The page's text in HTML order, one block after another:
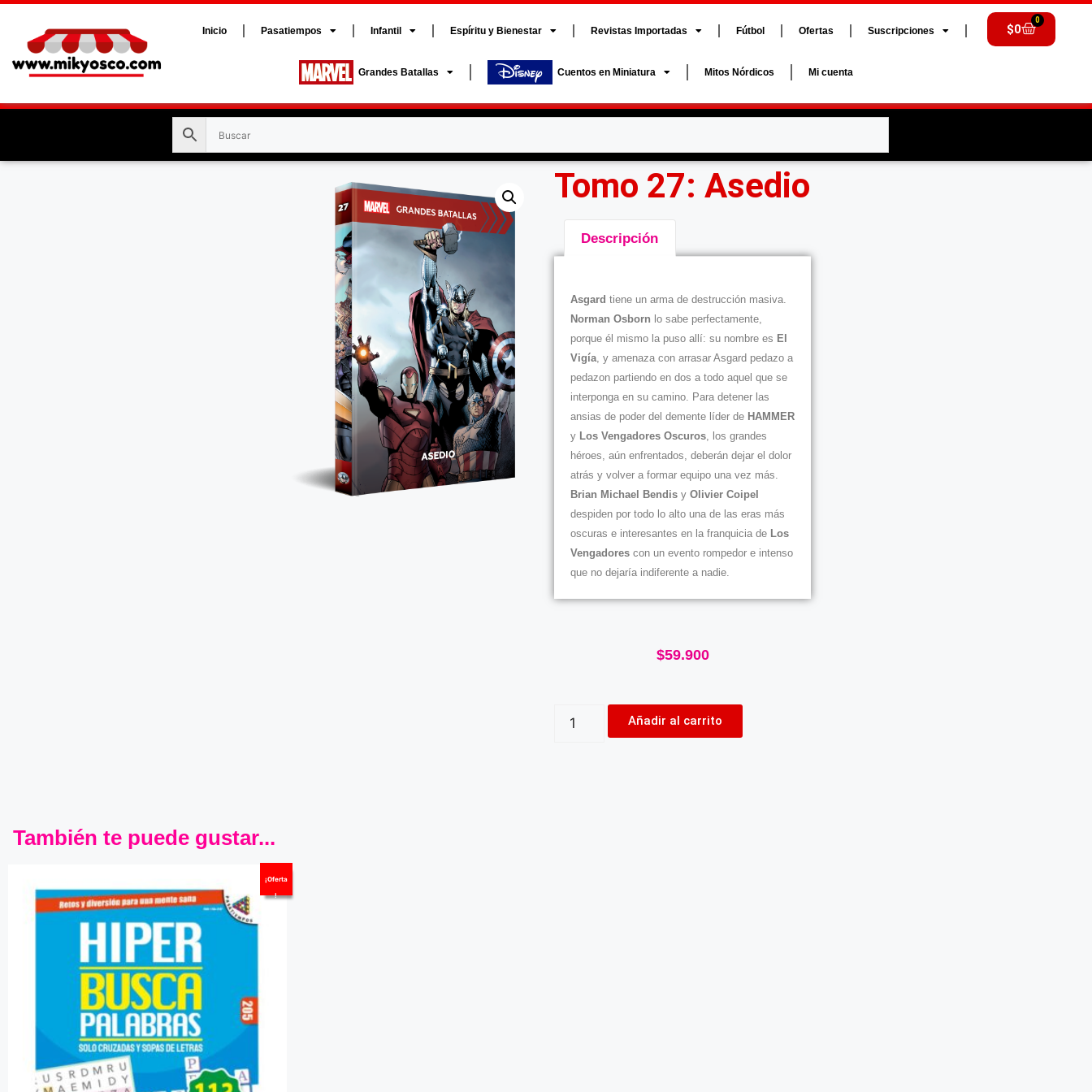
Inicio Pasatiempos Infantil Espíritu y Bienestar Revistas Importadas Fútbol Ofertas Suscripciones
Grandes Batallas Cuentos en Miniatura Mitos Nórdicos Mi cuenta
$0
0
Tomo 27: Asedio
Descripción
Asgard tiene un arma de destrucción masiva.
Norman Osborn lo sabe perfectamente,
porque él mismo la puso allí: su nombre es El
Vigía, y amenaza con arrasar Asgard pedazo a
pedazon partiendo en dos a todo aquel que se
interponga en su camino. Para detener las
ansias de poder del demente líder de HAMMER
y Los Vengadores Oscuros, los grandes
héroes, aún enfrentados, deberán dejar el dolor
atrás y volver a formar equipo una vez más.
Brian Michael Bendis y Olivier Coipel
despiden por todo lo alto una de las eras más
oscuras e interesantes en la franquicia de Los
Vengadores con un evento rompedor e intenso
que no dejaría indiferente a nadie.
$59.900
Añadir al carrito
También te puede gustar...
¡Oferta
!